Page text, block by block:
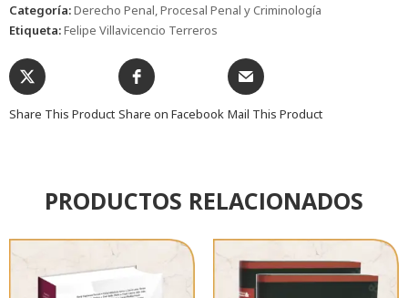
Categoría:Derecho Penal, Procesal Penal y Criminología
Etiqueta:Felipe Villavicencio Terreros
Share This Product Share on Facebook Mail This Product
PRODUCTOS RELACIONADOS